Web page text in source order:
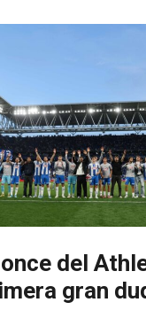
del
gran